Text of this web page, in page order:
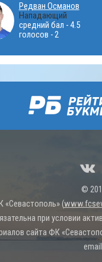
Редван Османов
Нападающий
средний бал - 4.5
голосов - 2
©
«Севастополь» (
при условии
сайта ФК